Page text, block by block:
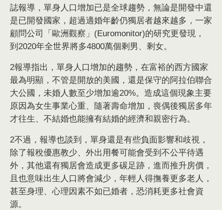
誌報導，單身人口增加已是全球趨勢，無論是開發中還
是已開發國家，超過適婚年齡仍獨居者越來越多，一家
顧問公司「歐洲觀察」(Euromonitor)的研究更發現，
到2020年全世界將多4800萬個剩男、剩女。
2報導指出，單身人口增加的趨勢，在富裕的西方國家
最為明顯，不管是開放的美國，還是保守的阿拉伯聯合
大公國，未婚人數至少增加逾20%。造成這個現象主要
原因為女生事業心重、隨著壽命增加，喪偶後獨居多年
才往生、不結婚也能擁有結婚的經濟和親密行為。
2不過，報導也談到，單身還是有些負面影響和歧視，
除了報稅優惠教少、外出用餐可能會受到不公平待遇
外，其他還有獨居會造成更多碳足跡，進而推升房價，
且也意味出生人口將會減少，年輕人得撫養更多老人，
甚至身理、心理因素不如已婚者，恐消耗更多社會資
源。